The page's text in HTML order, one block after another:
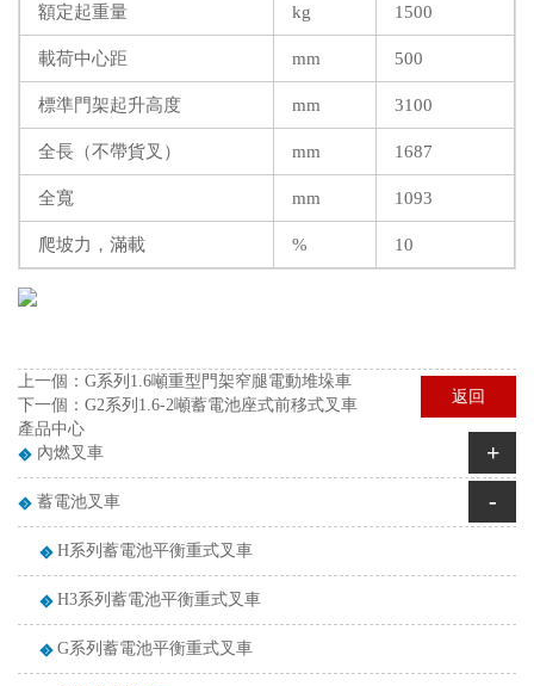
額定起重量 kg 1500
載荷中心距 mm 500
標準門架起升高度 mm 3100
全長（不帶貨叉） mm 1687
全寬 mm 1093
爬坡力，滿載 % 10
上一個： G系列1.6噸重型門架窄腿電動堆垛車
下一個： G2系列1.6-2噸蓄電池座式前移式叉車
返回
產品中心
內燃叉車
+
蓄電池叉車 -
H系列蓄電池平衡重式叉車
H3系列蓄電池平衡重式叉車
G系列蓄電池平衡重式叉車